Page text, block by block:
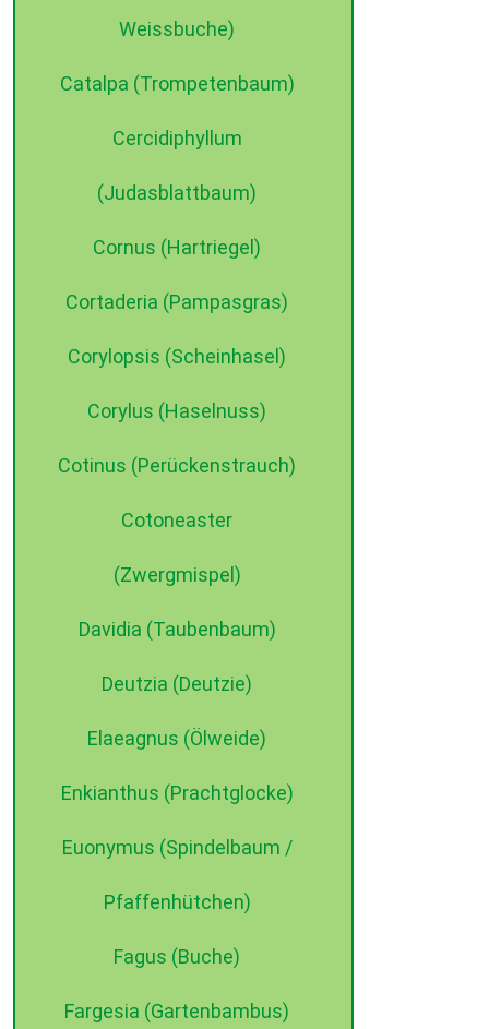
Weissbuche)
Catalpa (Trompetenbaum)
Cercidiphyllum
(Judasblattbaum)
Cornus (Hartriegel)
Cortaderia (Pampasgras)
Corylopsis (Scheinhasel)
Corylus (Haselnuss)
Cotinus (Perückenstrauch)
Cotoneaster
(Zwergmispel)
Davidia (Taubenbaum)
Deutzia (Deutzie)
Elaeagnus (Ölweide)
Enkianthus (Prachtglocke)
Euonymus (Spindelbaum /
Pfaffenhütchen)
Fagus (Buche)
Fargesia (Gartenbambus)